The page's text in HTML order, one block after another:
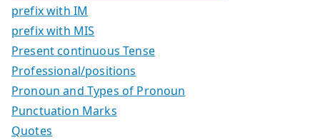
prefix with IM
prefix with MIS
Present continuous Tense
Professional/positions
Pronoun and Types of Pronoun
Punctuation Marks
Quotes